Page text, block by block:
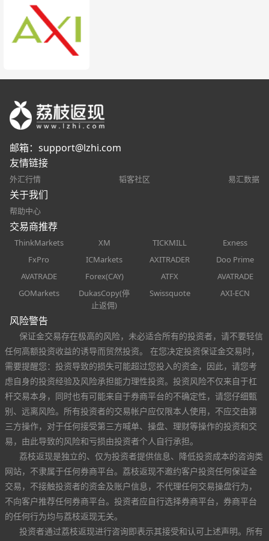
邮箱： support@lzhi.com
友情链接
外汇行情 韬客社区 易汇数据
关于我们
帮助中心
交易商推荐
ThinkMarkets XM TICKMILL
Exness
FxPro
ICMarkets AXITRADER
Doo Prime
AVATRADE
Forex(CAY) ATFX
AVATRADE
GOMarkets
DukasCopy(停
止返佣)
Swissquote AXI-ECN
风险警告
保证金交易存在极高的风险，未必适合所有的投资者，请不要轻信
任何高额投资收益的诱导而贸然投资。 在您决定投资保证金交易时，
需要提醒您：投资导致的损失可能超过您投入的资金，因此，请您考
虑自身的投资经验及风险承担能力理性投资。投资风险不仅来自于杠
杆交易本身，同时也有可能来自于券商平台的不确定性，请您仔细甄
别、远离风险。所有投资者的交易帐户应仅限本人使用，不应交由第
三方操作，对于任何接受第三方喊单、操盘、理财等操作的投资和交
易，由此导致的风险和亏损由投资者个人自行承担。
荔枝返现是独立的、仅为投资者提供信息、降低投资成本的咨询类
网站，不隶属于任何券商平台。荔枝返现不邀约客户投资任何保证金
交易，不接触投资者的资金及账户信息，不代理任何交易操盘行为，
不向客户推荐任何券商平台。投资者应自行选择券商平台，券商平台
的任何行为均与荔枝返现无关。
投资者通过荔枝返现进行咨询即表示其接受和认可上述声明。所有